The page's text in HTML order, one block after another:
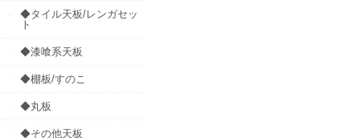
◆タイル天板/レンガセッ
ト
◆漆喰系天板
◆棚板/すのこ
◆丸板
◆その他天板